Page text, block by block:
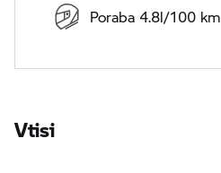
Poraba 4.8l/100 km
Vtisi